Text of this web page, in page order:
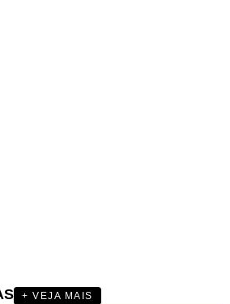
+ VEJA MAIS